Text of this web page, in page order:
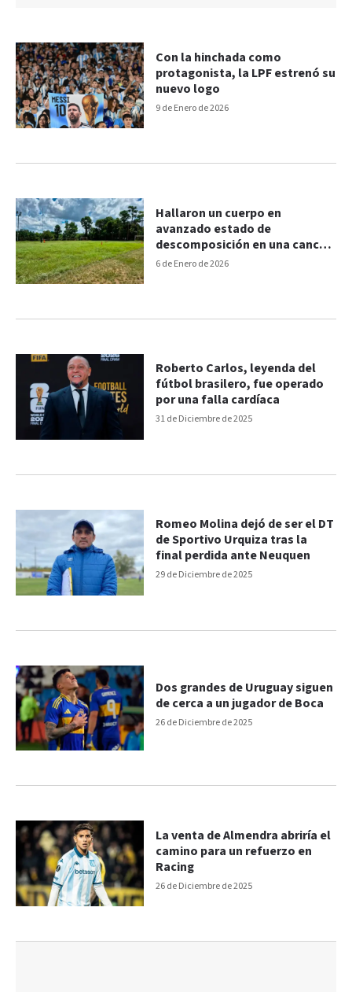
9 de Enero de 2026
Con la hinchada como
protagonista, la LPF estrenó su
nuevo logo
6 de Enero de 2026
Hallaron un cuerpo en
avanzado estado de
descomposición en una cancha
del Club Crucero del Norte
31 de Diciembre de 2025
Roberto Carlos, leyenda del
fútbol brasilero, fue operado
por una falla cardíaca
29 de Diciembre de 2025
Romeo Molina dejó de ser el DT
de Sportivo Urquiza tras la
final perdida ante Neuquen
26 de Diciembre de 2025
Dos grandes de Uruguay siguen
de cerca a un jugador de Boca
26 de Diciembre de 2025
La venta de Almendra abriría el
camino para un refuerzo en
Racing